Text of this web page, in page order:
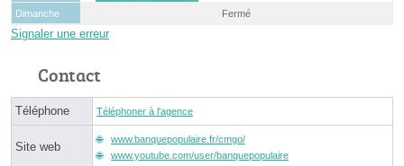
Dimanche
Fermé
Signaler une erreur
Contact
Téléphone Téléphoner à l'agence
Site web
www.banquepopulaire.fr/cmgo/
www.youtube.com/user/banquepopulaire